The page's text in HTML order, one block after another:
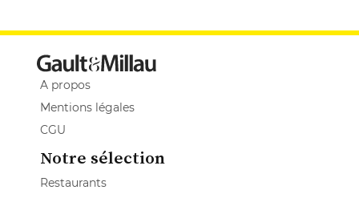
A propos
Mentions légales
CGU
Notre sélection
Restaurants